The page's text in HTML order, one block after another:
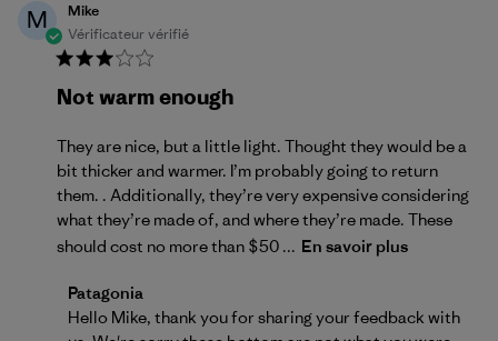
M
Mike
Vérificateur vérifié
Not warm enough
They are nice, but a little light. Thought they would be a
bit thicker and warmer. I’m probably going to return
them. . Additionally, they’re very expensive considering
what they’re made of, and where they’re made. These
should cost no more than $50 ... En savoir plus
Commentaires du propriétaire du magasin sur
Patagonia
Hello Mike, thank you for sharing your feedback with